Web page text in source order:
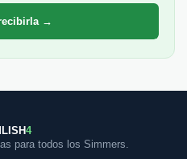
→
4
para todos los Simmers.